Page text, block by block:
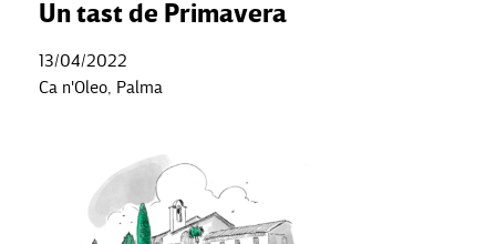
Un tast de Primavera
13/04/2022
Ca n'Oleo, Palma